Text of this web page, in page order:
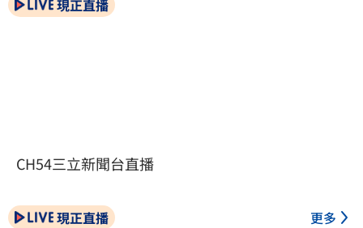
現正直播
CH54三立新聞台直播
現正直播 更多